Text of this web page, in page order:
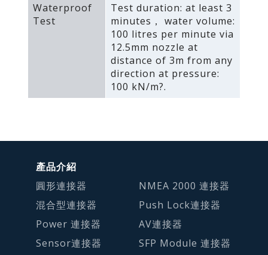
Waterproof
Test
Test duration: at least 3
minutes， water volume:
100 litres per minute via
12.5mm nozzle at
distance of 3m from any
direction at pressure:
100 kN/m?.
產品介紹
圓形連接器
混合型連接器
Power 連接器
Sensor連接器
NMEA 2000 連接器
Push Lock連接器
AV連接器
SFP Module 連接器